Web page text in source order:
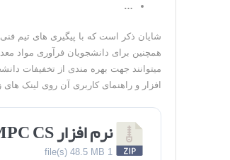
…
شایان ذکر است که با پیگیری های تیم
همچنین برای دانشجویان فرآوری مواد
افزار و راهنمای کاربری آن روی لینک های
نرم افزار KMPC CS نسخه ۴
1 file(s)
48.5 MB